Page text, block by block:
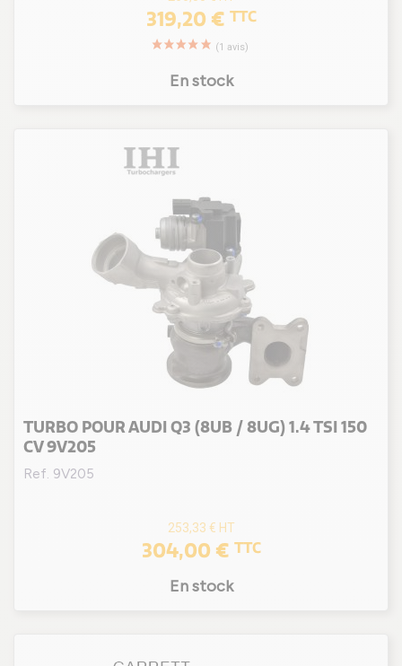
319,20 € TTC
En stock
TURBO POUR AUDI Q3 (8UB / 8UG) 1.4 TSI 150
CV 9V205
Ref. 9V205
253,33 € HT
304,00 € TTC
En stock